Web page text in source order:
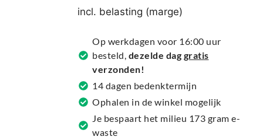
e
a
v
e
:
incl. belasting (marge)
Op werkdagen voor 16:00 uur
besteld, dezelde dag gratis
verzonden!
14 dagen bedenktermijn
Ophalen in de winkel mogelijk
Je bespaart het milieu 173 gram e-
waste